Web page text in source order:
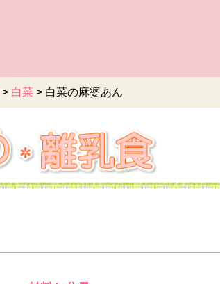
> 白菜 > 白菜の麻婆あん